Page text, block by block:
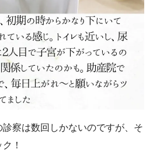
察は数回しかないのですが、そ
！